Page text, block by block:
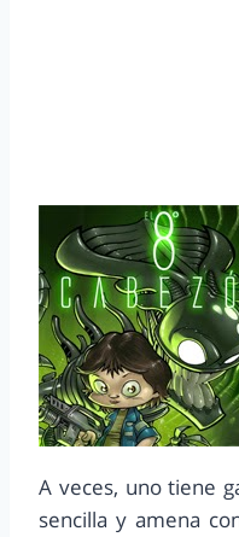
A veces, uno tiene
sencilla y amena